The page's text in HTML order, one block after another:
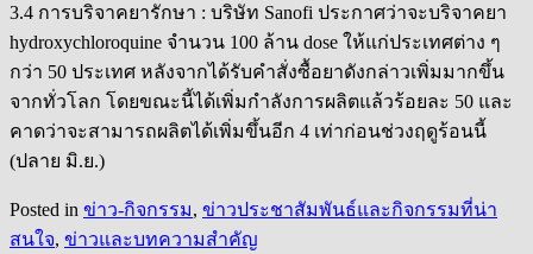
3.4 การบริจาคยารักษา : บริษัท Sanofi ประกาศว่าจะบริจาคยา
hydroxychloroquine จำนวน 100 ล้าน dose ให้แก่ประเทศต่าง ๆ
กว่า 50 ประเทศ หลังจากได้รับคำสั่งซื้อยาดังกล่าวเพิ่มมากขึ้น
จากทั่วโลก โดยขณะนี้ได้เพิ่มกำลังการผลิตแล้วร้อยละ 50 และ
คาดว่าจะสามารถผลิตได้เพิ่มขึ้นอีก 4 เท่าก่อนช่วงฤดูร้อนนี้
(ปลาย มิ.ย.)
Posted in ข่าว-กิจกรรม, ข่าวประชาสัมพันธ์และกิจกรรมที่น่า
สนใจ, ข่าวและบทความสำคัญ